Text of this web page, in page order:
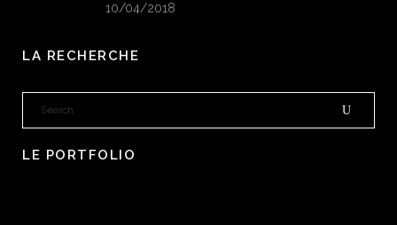
10/04/2018
LA RECHERCHE
LE PORTFOLIO